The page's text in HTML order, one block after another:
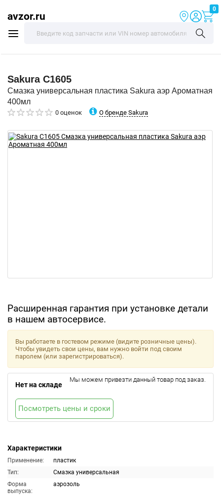
avzor.ru
0
Sakura C1605
Смазка универсальная пластика Sakura аэр Ароматная
400мл
0 оценок О бренде Sakura
Расширенная гарантия при установке детали
в нашем автосервисе.
Характеристики
Применение:
пластик
Тип:
Смазка универсальная
Форма
выпуска:
аэрозоль
Вы работаете в гостевом режиме (видите розничные цены).
Чтобы увидеть свои цены, вам нужно войти под своим
паролем (или зарегистрироваться).
Нет на складе
Мы можем привезти данный товар под заказ.
Посмотреть цены и сроки